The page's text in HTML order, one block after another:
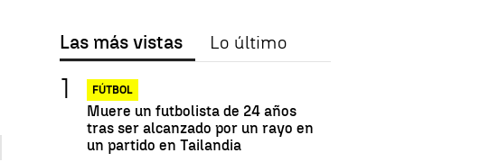
Las más vistas Lo último
FÚTBOL
Muere un futbolista de 24 años
tras ser alcanzado por un rayo en
un partido en Tailandia